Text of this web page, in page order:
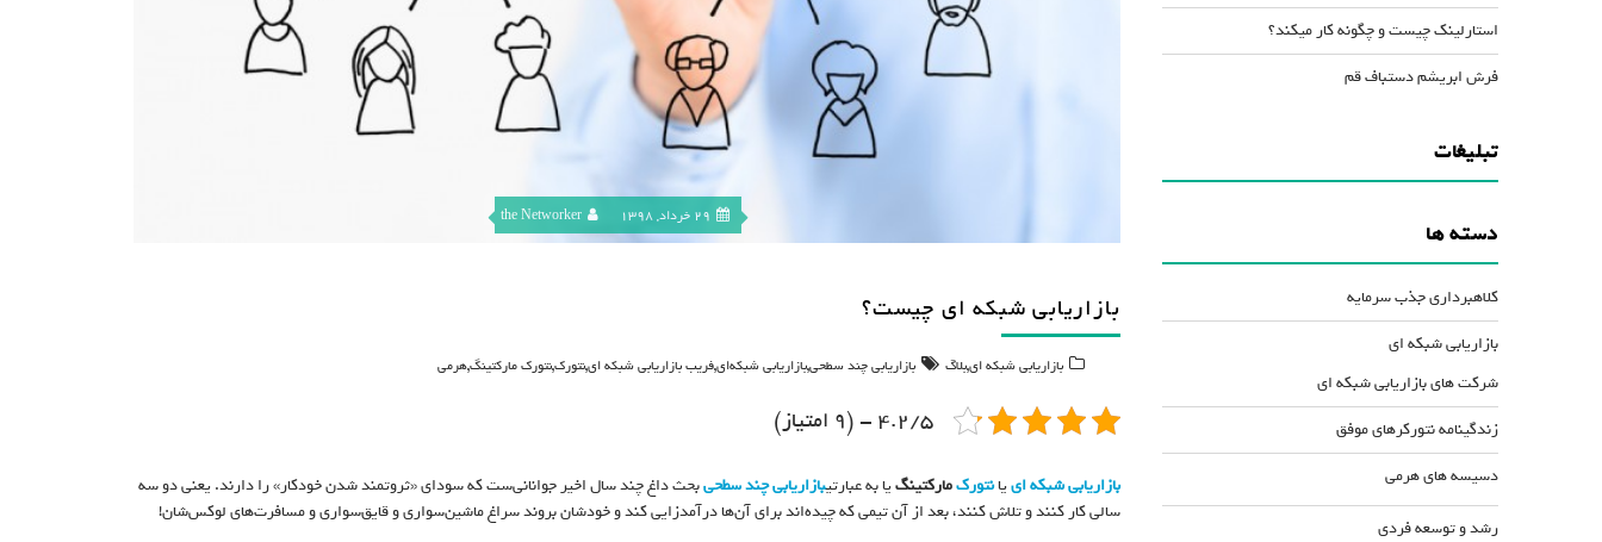
29 خرداد, 1398 the Networker
بازاریابی شبکه ای چیست؟
بازاریابی شبکه ای,بلاگ بازاریابی چند سطحی,بازاریابی شبکه‌ای,فریب بازاریابی شبکه ای,نتورک,نتورک مارکتینگ,هرمی
4.2/5 - (9 امتیاز)
بازاریابی شبکه اییانتورکمارکتینگیا به عبارتیبازاریابی چند سطحیبحث داغ چند سال اخیر جوانانی‌ست که سودای «ثروتمند شدن خودکار» را دارند. یعنی دو سه
سالی کار کنند و تلاش کنند، بعد از آن تیمی که چیده‌اند برای آن‌ها درآمدزایی کند و خودشان بروند سراغ ماشین‌سواری و قایق‌سواری و مسافرت‌های لوکس‌شان!
استفاده
استارلینک چیست و چگونه کار میکند؟
فرش ابریشم دستباف قم
تبلیغات
دسته ها
کلاهبرداری جذب سرمایه
بازاریابی شبکه ای
شرکت های بازاریابی شبکه ای
زندگینامه نتورکرهای موفق
دسیسه های هرمی
رشد و توسعه فردی